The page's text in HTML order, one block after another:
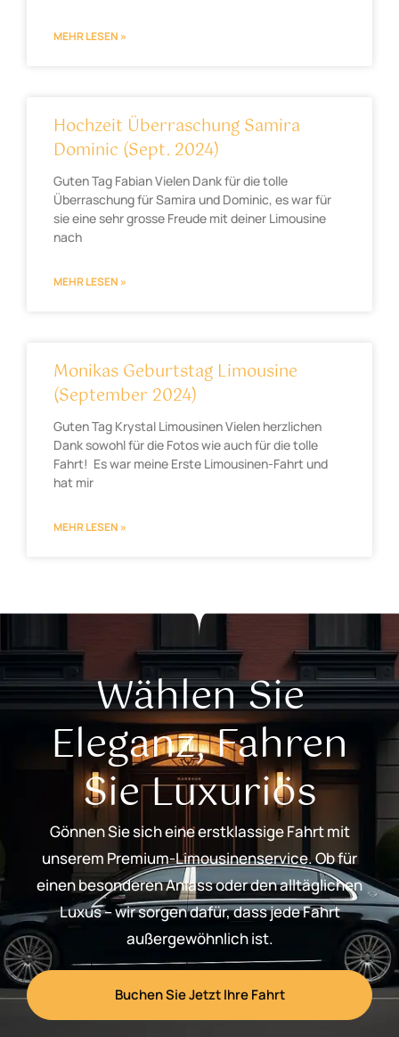
MEHR LESEN »
Hochzeit Überraschung Samira
Dominic (Sept. 2024)
Guten Tag Fabian Vielen Dank für die tolle
Überraschung für Samira und Dominic, es war für
sie eine sehr grosse Freude mit deiner Limousine
nach
MEHR LESEN »
Monikas Geburtstag Limousine
(September 2024)
Guten Tag Krystal Limousinen Vielen herzlichen
Dank sowohl für die Fotos wie auch für die tolle
Fahrt! Es war meine Erste Limousinen-Fahrt und
hat mir
MEHR LESEN »
Wählen Sie
Eleganz, Fahren
Sie Luxuriös
Gönnen Sie sich eine erstklassige Fahrt mit
unserem Premium-Limousinenservice. Ob für
einen besonderen Anlass oder den alltäglichen
Luxus – wir sorgen dafür, dass jede Fahrt
außergewöhnlich ist.
Buchen Sie Jetzt Ihre Fahrt